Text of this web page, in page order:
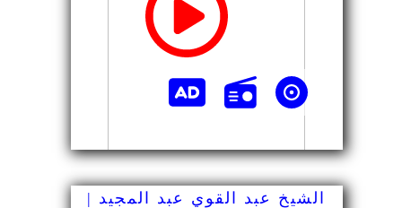
الشيخ عبد القوي عبد المجيد |